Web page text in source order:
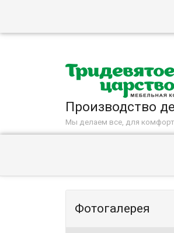
Производство
Мы делаем все, для
Фотогалерея